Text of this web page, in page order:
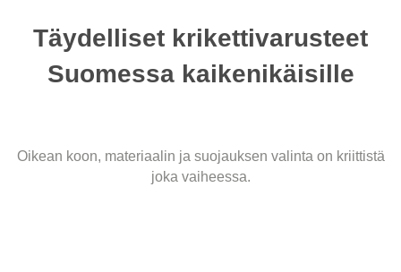
Täydelliset krikettivarusteet
Suomessa kaikenikäisille
Oikean koon, materiaalin ja suojauksen valinta on kriittistä
joka vaiheessa.